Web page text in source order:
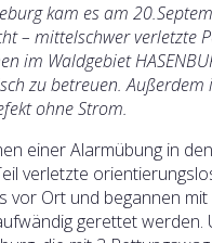
kam es am
– mittelschwer verletzte
Waldgebiet
zu betreuen.
ohne Strom.
einer Alarmübung in
verletzte
Ort und begannen
gerettet